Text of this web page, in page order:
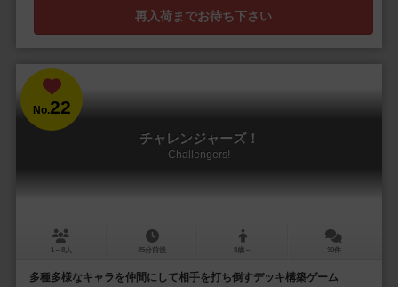
再入荷までお待ち下さい
No.22
チャレンジャーズ！
Challengers!
1～8人 45分前後 8歳～ 30件
多種多様なキャラを仲間にして相手を打ち倒すデッキ構築ゲーム